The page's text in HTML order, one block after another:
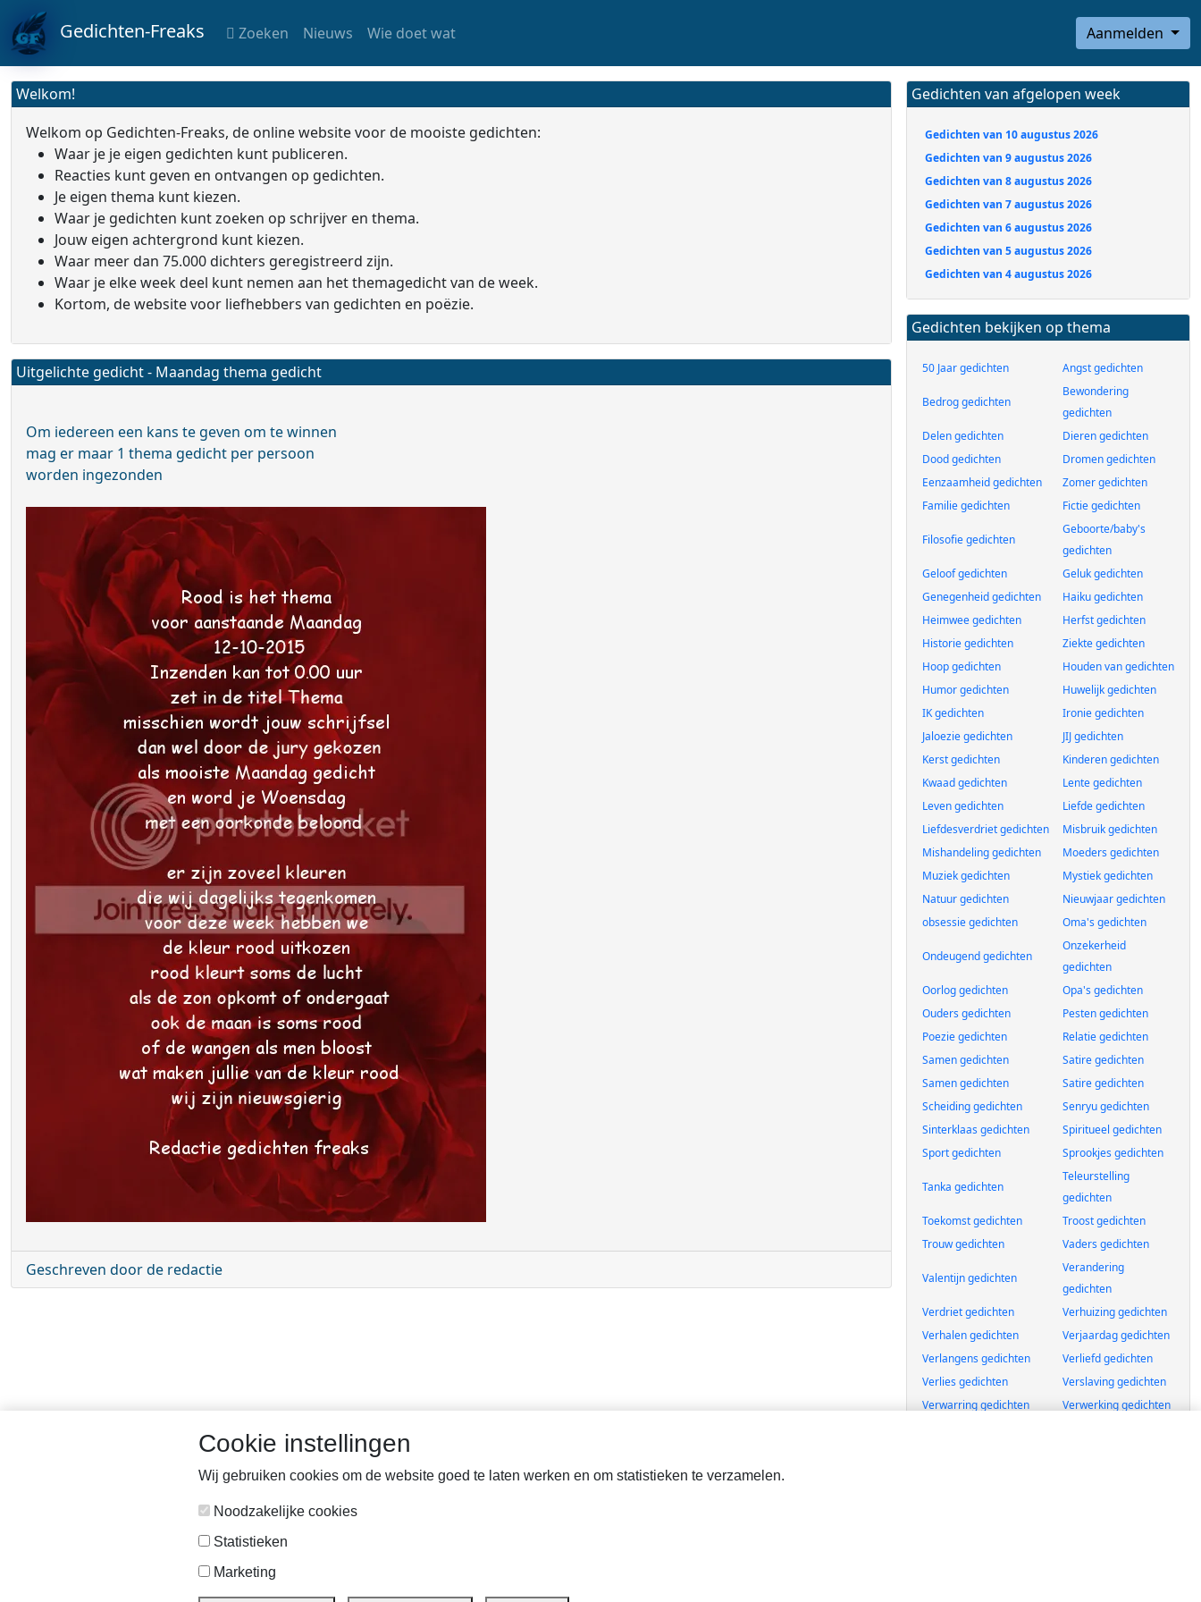
Gedichten-Freaks Zoeken Nieuws Wie doet wat Aanmelden
Welkom!
Welkom op Gedichten-Freaks, de online website voor de mooiste gedichten:
Waar je je eigen gedichten kunt publiceren.
Reacties kunt geven en ontvangen op gedichten.
Je eigen thema kunt kiezen.
Waar je gedichten kunt zoeken op schrijver en thema.
Jouw eigen achtergrond kunt kiezen.
Waar meer dan 75.000 dichters geregistreerd zijn.
Waar je elke week deel kunt nemen aan het themagedicht van de week.
Kortom, de website voor liefhebbers van gedichten en poëzie.
Uitgelichte gedicht - Maandag thema gedicht
Om iedereen een kans te geven om te winnen
mag er maar 1 thema gedicht per persoon
worden ingezonden
Geschreven door de redactie
Gedichten van afgelopen week
Gedichten van 10 augustus 2026
Gedichten van 9 augustus 2026
Gedichten van 8 augustus 2026
Gedichten van 7 augustus 2026
Gedichten van 6 augustus 2026
Gedichten van 5 augustus 2026
Gedichten van 4 augustus 2026
Gedichten bekijken op thema
50 Jaar gedichten Angst gedichten
Bedrog gedichten
Bewondering
gedichten
Delen gedichten
Dieren gedichten
Dood gedichten
Dromen gedichten
Eenzaamheid gedichten
Zomer gedichten
Familie gedichten
Fictie gedichten
Filosofie gedichten
Geboorte/baby's
gedichten
Geloof gedichten
Geluk gedichten
Genegenheid gedichten
Haiku gedichten
Heimwee gedichten
Herfst gedichten
Historie gedichten
Ziekte gedichten
Hoop gedichten
Houden van gedichten
Humor gedichten
Huwelijk gedichten
IK gedichten
Ironie gedichten
Jaloezie gedichten
JIJ gedichten
Kerst gedichten
Kinderen gedichten
Kwaad gedichten
Lente gedichten
Leven gedichten
Liefde gedichten
Liefdesverdriet gedichten
Misbruik gedichten
Mishandeling gedichten
Moeders gedichten
Muziek gedichten
Mystiek gedichten
Natuur gedichten
Nieuwjaar gedichten
obsessie gedichten
Oma's gedichten
Ondeugend gedichten
Onzekerheid
gedichten
Oorlog gedichten
Opa's gedichten
Ouders gedichten
Pesten gedichten
Poezie gedichten
Relatie gedichten
Samen gedichten
Satire gedichten
Samen gedichten
Satire gedichten
Scheiding gedichten
Senryu gedichten
Sinterklaas gedichten
Spiritueel gedichten
Sport gedichten
Sprookjes gedichten
Tanka gedichten
Teleurstelling
gedichten
Toekomst gedichten
Troost gedichten
Trouw gedichten
Vaders gedichten
Valentijn gedichten
Verandering
gedichten
Verdriet gedichten
Verhuizing gedichten
Verhalen gedichten
Verjaardag gedichten
Verlangens gedichten
Verliefd gedichten
Verlies gedichten
Verslaving gedichten
Verwarring gedichten
Verwerking gedichten
De gedichten die ingezonden zijn op de website van de Gedichten-Freaks en e.v.t. toekomst projecten die gekoppeld zijn aan de Gedichten-Freaks blijven ten alle tijden eigendom van de feitelijke
auteur van het gedicht. Zonder toestemming van de feitelijk auteur mogen de gedichten niet gebruikt worden voor andere doeleinden dan lezen op deze site en indien hier toestemming voor
gegeven is door de feitelijke auteur het uitgeven van de gedichten door Gedichten-Freaks zelf. Mocht er sprake zijn van misbruik van de content en de gedichten die gepubliceerd zijn op deze site
Cookie instellingen
Wij gebruiken cookies om de website goed te laten werken en om statistieken te verzamelen.
Noodzakelijke cookies
Statistieken
Marketing